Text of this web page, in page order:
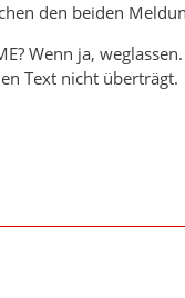
den beiden
Wenn ja,
Text nicht überträgt.